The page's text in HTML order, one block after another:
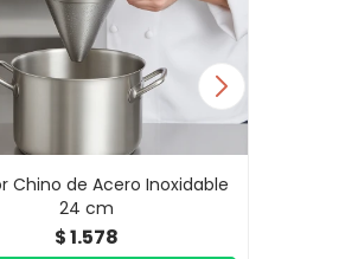
Chino de Acero Inoxidable
24 cm
$1.578